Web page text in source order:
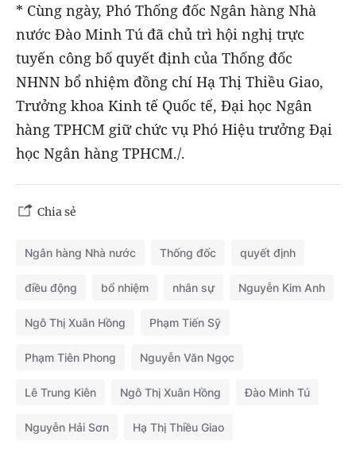
* Cùng ngày, Phó Thống đốc Ngân hàng Nhà
nước Đào Minh Tú đã chủ trì hội nghị trực
tuyến công bố quyết định của Thống đốc
NHNN bổ nhiệm đồng chí Hạ Thị Thiều Giao,
Trưởng khoa Kinh tế Quốc tế, Đại học Ngân
hàng TPHCM giữ chức vụ Phó Hiệu trưởng Đại
học Ngân hàng TPHCM./.
Chia sẻ
Ngân hàng Nhà nước Thống đốc quyết định
điều động bổ nhiệm nhân sự Nguyễn Kim Anh
Ngô Thị Xuân Hồng Phạm Tiến Sỹ
Phạm Tiên Phong Nguyễn Văn Ngọc
Lê Trung Kiên Ngô Thị Xuân Hồng Đào Minh Tú
Nguyễn Hải Sơn Hạ Thị Thiều Giao